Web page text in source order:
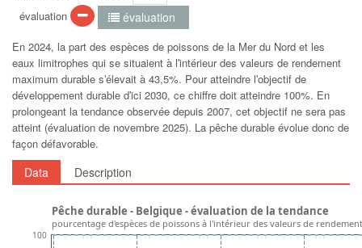
évaluation évaluation
En 2024, la part des espèces de poissons de la Mer du Nord et les
eaux limitrophes qui se situaient à lʹintérieur des valeurs de rendement
maximum durable sʹélevait à 43,5%. Pour atteindre lʹobjectif de
développement durable dʹici 2030, ce chiffre doit atteindre 100%. En
prolongeant la tendance observée depuis 2007, cet objectif ne sera pas
atteint (évaluation de novembre 2025). La pêche durable évolue donc de
façon défavorable.
Data Description
100
Pêche durable - Belgique - évaluation de la tendance
pourcentage d'espèces de poissons à l'intérieur des valeurs de